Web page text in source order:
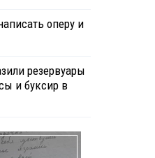
оперу и
резервуары
и буксир в